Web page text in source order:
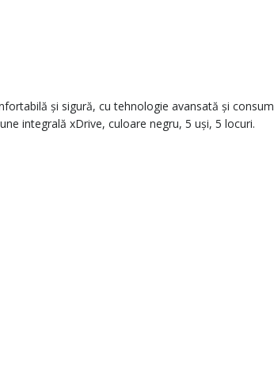
și sigură, cu tehnologie avansată și consum
integrală xDrive, culoare negru, 5 uși, 5 locuri.